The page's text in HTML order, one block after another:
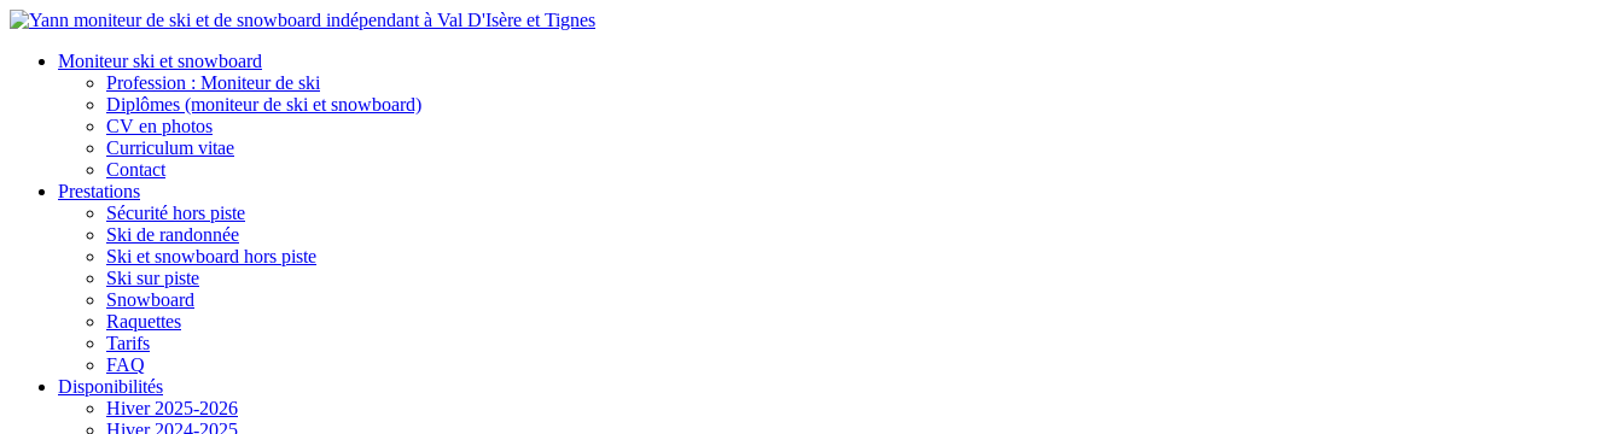
Moniteur ski et snowboard
Profession : Moniteur de ski
Diplômes (moniteur de ski et snowboard)
CV en photos
Curriculum vitae
Contact
Prestations
Sécurité hors piste
Ski de randonnée
Ski et snowboard hors piste
Ski sur piste
Snowboard
Raquettes
Tarifs
FAQ
Disponibilités
Hiver 2025-2026
Hiver 2024-2025